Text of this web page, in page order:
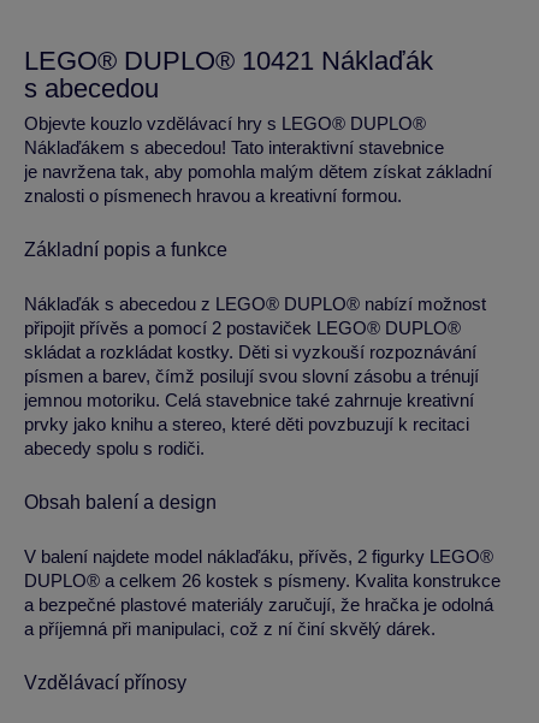
LEGO® DUPLO® 10421 Náklaďák
s abecedou
Objevte kouzlo vzdělávací hry s LEGO® DUPLO®
Náklaďákem s abecedou! Tato interaktivní stavebnice
je navržena tak, aby pomohla malým dětem získat základní
znalosti o písmenech hravou a kreativní formou.
Základní popis a funkce
Náklaďák s abecedou z LEGO® DUPLO® nabízí možnost
připojit přívěs a pomocí 2 postaviček LEGO® DUPLO®
skládat a rozkládat kostky. Děti si vyzkouší rozpoznávání
písmen a barev, čímž posilují svou slovní zásobu a trénují
jemnou motoriku. Celá stavebnice také zahrnuje kreativní
prvky jako knihu a stereo, které děti povzbuzují k recitaci
abecedy spolu s rodiči.
Obsah balení a design
V balení najdete model náklaďáku, přívěs, 2 figurky LEGO®
DUPLO® a celkem 26 kostek s písmeny. Kvalita konstrukce
a bezpečné plastové materiály zaručují, že hračka je odolná
a příjemná při manipulaci, což z ní činí skvělý dárek.
Vzdělávací přínosy